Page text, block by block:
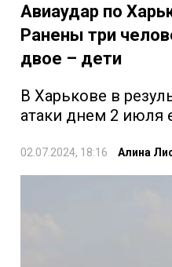
Авиаудар по
Ранены три
двое – дети
В Харькове в
атаки днем 2 июля
02.07.2024, 18:16 Алина